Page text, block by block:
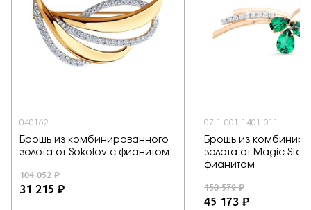
040162
Брошь из комбинированного
золота от Sokolov с фианитом
104 052 ₽
31 215 ₽
07-1-001-1401-011
Брошь из
золота от Magic
фианитом
150 579 ₽
45 173 ₽